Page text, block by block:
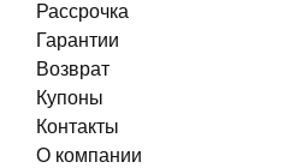
Рассрочка
Гарантии
Возврат
Купоны
Контакты
О компании